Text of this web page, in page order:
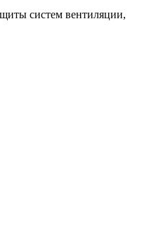
систем вентиляции,